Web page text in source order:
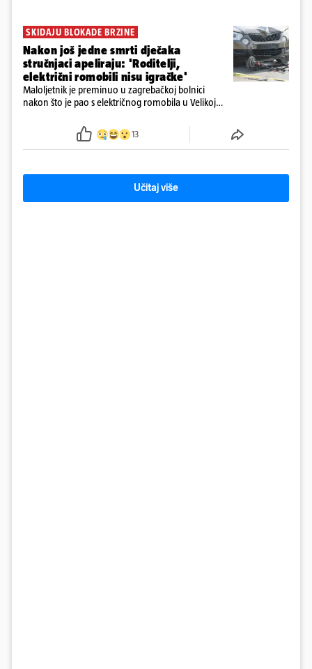
SKIDAJU BLOKADE BRZINE
Nakon još jedne smrti dječaka
stručnjaci apeliraju: 'Roditelji,
električni romobili nisu igračke'
Maloljetnik je preminuo u zagrebačkoj bolnici
nakon što je pao s električnog romobila u Velikoj
13
Učitaj više